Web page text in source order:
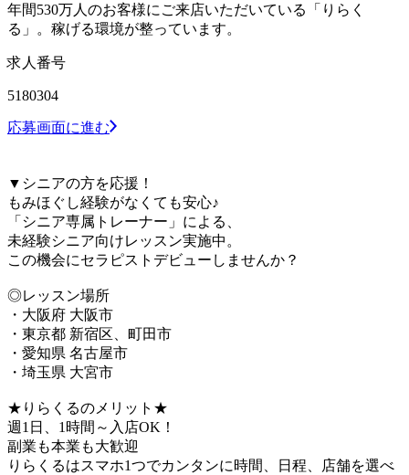
年間530万人のお客様にご来店いただいている「りらく
る」。稼げる環境が整っています。
求人番号
5180304
応募画面に進む
▼シニアの方を応援！
もみほぐし経験がなくても安心♪
「シニア専属トレーナー」による、
未経験シニア向けレッスン実施中。
この機会にセラピストデビューしませんか？
◎レッスン場所
・大阪府 大阪市
・東京都 新宿区、町田市
・愛知県 名古屋市
・埼玉県 大宮市
★りらくるのメリット★
週1日、1時間～入店OK！
副業も本業も大歓迎
りらくるはスマホ1つでカンタンに時間、日程、店舗を選べ